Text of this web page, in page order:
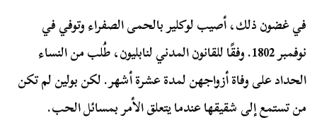
في غضون ذلك، أصيب لوكلير بالحمى الصفراء وتوفي في
نوفمبر 1802. وفقًا للقانون المدني لنابليون، طُلب من النساء
الحداد على وفاة أزواجهن لمدة عشرة أشهر. لكن بولين لم تكن
من تستمع إلى شقيقها عندما يتعلق الأمر بمسائل الحب.